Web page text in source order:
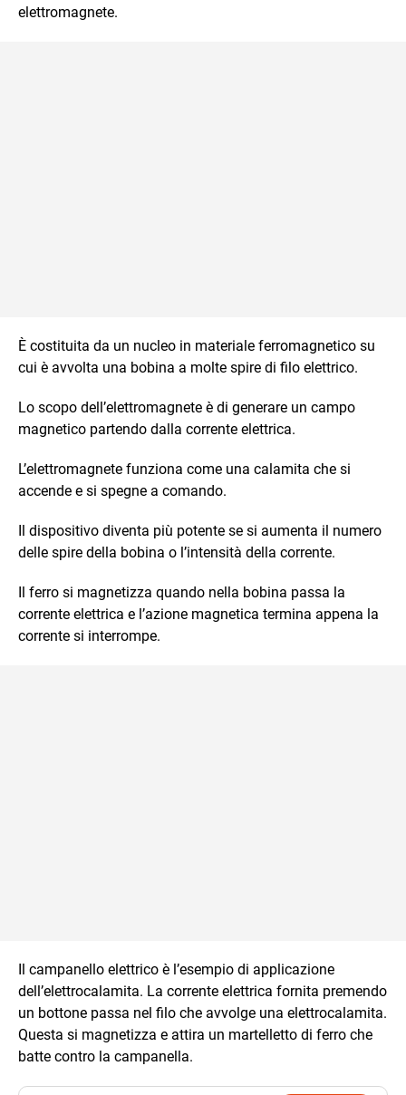
elettromagnete.
È costituita da un nucleo in materiale ferromagnetico su
cui è avvolta una bobina a molte spire di filo elettrico.
Lo scopo dell’elettromagnete è di generare un campo
magnetico partendo dalla corrente elettrica.
L’elettromagnete funziona come una calamita che si
accende e si spegne a comando.
Il dispositivo diventa più potente se si aumenta il numero
delle spire della bobina o l’intensità della corrente.
Il ferro si magnetizza quando nella bobina passa la
corrente elettrica e l’azione magnetica termina appena la
corrente si interrompe.
Il campanello elettrico è l’esempio di applicazione
dell’elettrocalamita. La corrente elettrica fornita premendo
un bottone passa nel filo che avvolge una elettrocalamita.
Questa si magnetizza e attira un martelletto di ferro che
batte contro la campanella.